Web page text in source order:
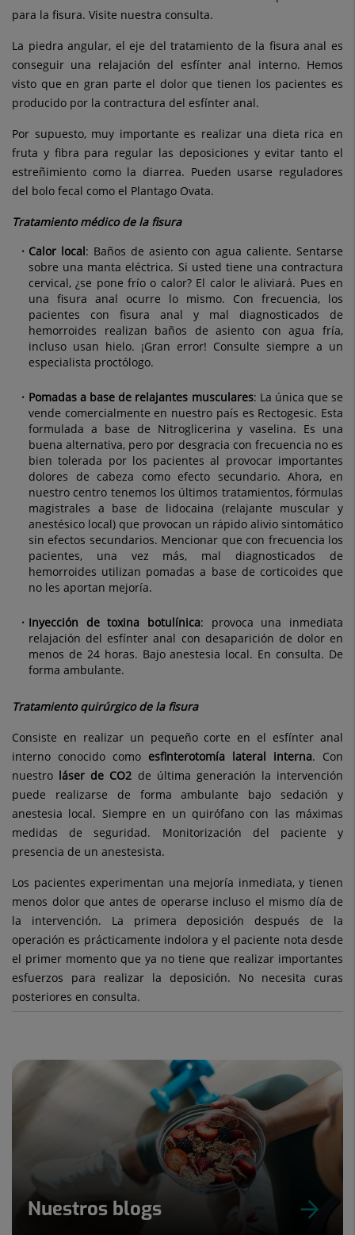
para la fisura. Visite nuestra consulta.
La piedra angular, el eje del tratamiento de la fisura anal es
conseguir una relajación del esfínter anal interno. Hemos
visto que en gran parte el dolor que tienen los pacientes es
producido por la contractura del esfínter anal.
Por supuesto, muy importante es realizar una dieta rica en
fruta y fibra para regular las deposiciones y evitar tanto el
estreñimiento como la diarrea. Pueden usarse reguladores
del bolo fecal como el Plantago Ovata.
Tratamiento médico de la fisura
Calor local: Baños de asiento con agua caliente. Sentarse
sobre una manta eléctrica. Si usted tiene una contractura
cervical, ¿se pone frío o calor? El calor le aliviará. Pues en
una fisura anal ocurre lo mismo. Con frecuencia, los
pacientes con fisura anal y mal diagnosticados de
hemorroides realizan baños de asiento con agua fría,
incluso usan hielo. ¡Gran error! Consulte siempre a un
especialista proctólogo.
Pomadas a base de relajantes musculares: La única que se
vende comercialmente en nuestro país es Rectogesic. Esta
formulada a base de Nitroglicerina y vaselina. Es una
buena alternativa, pero por desgracia con frecuencia no es
bien tolerada por los pacientes al provocar importantes
dolores de cabeza como efecto secundario. Ahora, en
nuestro centro tenemos los últimos tratamientos, fórmulas
magistrales a base de lidocaina (relajante muscular y
anestésico local) que provocan un rápido alivio sintomático
sin efectos secundarios. Mencionar que con frecuencia los
pacientes, una vez más, mal diagnosticados de
hemorroides utilizan pomadas a base de corticoides que
no les aportan mejoría.
Inyección de toxina botulínica: provoca una inmediata
relajación del esfínter anal con desaparición de dolor en
menos de 24 horas. Bajo anestesia local. En consulta. De
forma ambulante.
Tratamiento quirúrgico de la fisura
Consiste en realizar un pequeño corte en el esfínter anal
interno conocido como esfinterotomía lateral interna. Con
nuestro láser de CO2 de última generación la intervención
puede realizarse de forma ambulante bajo sedación y
anestesia local. Siempre en un quirófano con las máximas
medidas de seguridad. Monitorización del paciente y
presencia de un anestesista.
Los pacientes experimentan una mejoría inmediata, y tienen
menos dolor que antes de operarse incluso el mismo día de
la intervención. La primera deposición después de la
operación es prácticamente indolora y el paciente nota desde
el primer momento que ya no tiene que realizar importantes
esfuerzos para realizar la deposición. No necesita curas
posteriores en consulta.
Nuestros blogs